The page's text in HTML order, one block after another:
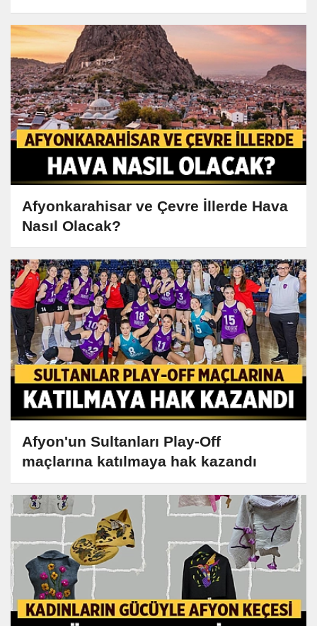
Afyonkarahisar ve Çevre İllerde Hava
Nasıl Olacak?
Afyon'un Sultanları Play-Off
maçlarına katılmaya hak kazandı